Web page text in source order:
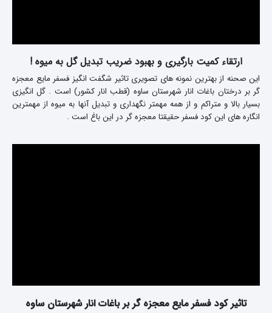
ارتقاء کمیت بارگیری و بهبود ضریب تبدیل گل به میوه !
این صحنه از بهترین نمونه های تصویری تاثیر شگفت انگیز فسفر مایع معجزه
گر بر درختان باغات انار شهرستان ساوه (قطب انار کشور) است . گل انگیزی
بسیار بالا و متراکم و از همه مهمتر نگهداری و تبدیل آنها به میوه از مهمترین
انگاره های این کود فسفر حقیقتا معجزه گر در این باغ است .
تاثیر کود فسفر مایع معجزه گر بر باغات انار شهرستان ساوه